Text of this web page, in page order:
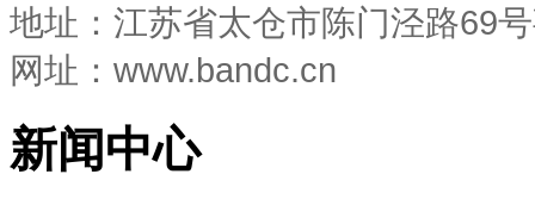
地址：江苏省太仓市陈门泾路69
网址：www.bandc.cn
新闻中心